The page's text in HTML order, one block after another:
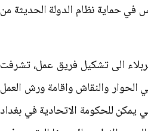
في حماية نظام الدولة الحديثة من
الى تشكيل فريق عمل، تشرفت
والنقاش واقامة ورش العمل
يمكن للحكومة الاتحادية في بغداد